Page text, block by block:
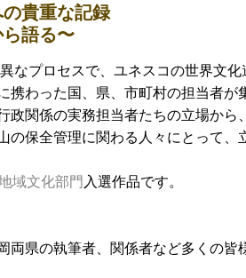
貴重な記録
語る〜
なプロセスで、ユネスコの世界文
携わった国、県、市町村の担当者
政関係の実務担当者たちの立場か
の保全管理に関わる人々にとって
域文化部門 入選作品です。
両県の執筆者、関係者など多くの皆